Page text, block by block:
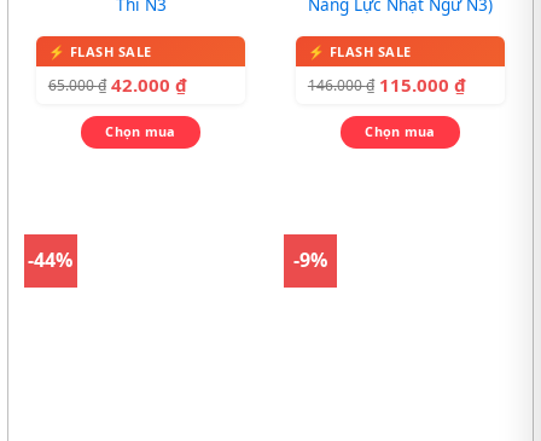
65.000₫ 42.000 ₫
Chọn mua
146.000₫ 115.000 ₫
Chọn mua
-44% -9%